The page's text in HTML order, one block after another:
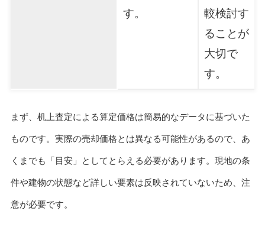
す。
較検討す
ることが
大切で
す。
まず、机上査定による算定価格は簡易的なデータに基づいた
ものです。実際の売却価格とは異なる可能性があるので、あ
くまでも「目安」としてとらえる必要があります。現地の条
件や建物の状態など詳しい要素は反映されていないため、注
意が必要です。